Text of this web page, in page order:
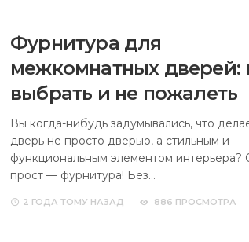
Фурнитура для
межкомнатных дверей:
выбрать и не пожалеть
Вы когда-нибудь задумывались, что
дверь не просто дверью, а стильным и
функциональным элементом интерьера?
прост — фурнитура! Без…
2 ГОДА ТОМУ НАЗАД 886 ПРОСМОТРА